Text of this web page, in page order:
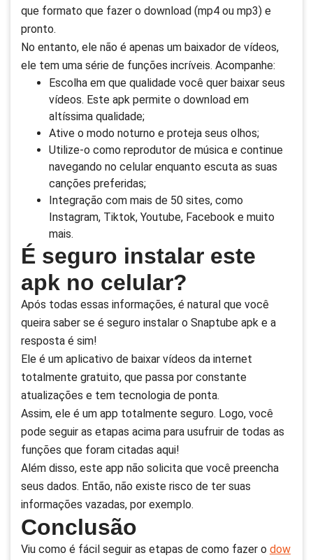
que formato que fazer o download (mp4 ou mp3) e
pronto.
No entanto, ele não é apenas um baixador de vídeos,
ele tem uma série de funções incríveis. Acompanhe:
Escolha em que qualidade você quer baixar seus
vídeos. Este apk permite o download em
altíssima qualidade;
Ative o modo noturno e proteja seus olhos;
Utilize-o como reprodutor de música e continue
navegando no celular enquanto escuta as suas
canções preferidas;
Integração com mais de 50 sites, como
Instagram, Tiktok, Youtube, Facebook e muito
mais.
É seguro instalar este
apk no celular?
Após todas essas informações, é natural que você
queira saber se é seguro instalar o Snaptube apk e a
resposta é sim!
Ele é um aplicativo de baixar vídeos da internet
totalmente gratuito, que passa por constante
atualizações e tem tecnologia de ponta.
Assim, ele é um app totalmente seguro. Logo, você
pode seguir as etapas acima para usufruir de todas as
funções que foram citadas aqui!
Além disso, este app não solicita que você preencha
seus dados. Então, não existe risco de ter suas
informações vazadas, por exemplo.
Conclusão
Viu como é fácil seguir as etapas de como fazer o dow